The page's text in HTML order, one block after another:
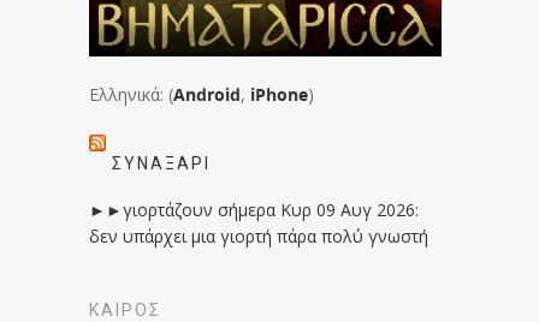
Ελληνικά: (Android, iPhone)
ΣΥΝΑΞΆΡΙ
►►γιορτάζουν σήμερα Κυρ 09 Αυγ 2026:
δεν υπάρχει μια γιορτή πάρα πολύ γνωστή
ΚΑΙΡΟΣ